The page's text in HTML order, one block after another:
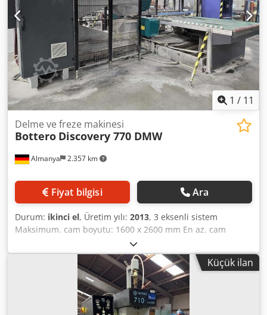
1 / 11
Almanya 2.357 km
Delme ve freze makinesi
Bottero Discovery 770 DMW
Fiyat bilgisi Ara
Durum: ikinci el, Üretim yılı: 2013, 3 eksenli sistem
Maksimum. cam boyutu: 1600 x 2600 mm En az. cam
boyutu: 100 x 350 mm Cam kalınlığı: 3 - 19 mm
Djdpfowmqrqox Af Hock Delme / Çift taraflı 16 pozisyon
için 16 bölme Uzunluk: 5850 mm Genişlik: 5500 mm
Maksimum. Sistemin montaj yüksekliği: 2200 mm
Küçük ilan